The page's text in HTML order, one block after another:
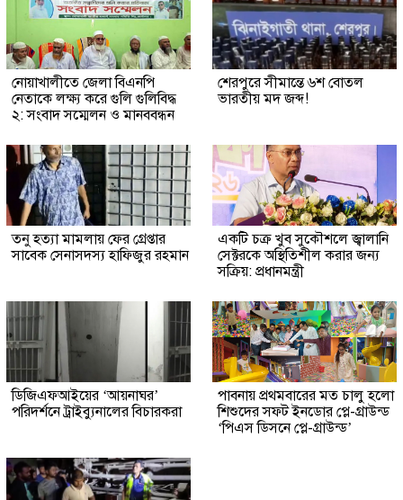
নোয়াখালীতে জেলা বিএনপি
নেতাকে লক্ষ্য করে গুলি গুলিবিদ্ধ
২: সংবাদ সম্মেলন ও মানববন্ধন
শেরপুরে সীমান্তে ৬শ বোতল
ভারতীয় মদ জব্দ!
তনু হত্যা মামলায় ফের গ্রেপ্তার
সাবেক সেনাসদস্য হাফিজুর রহমান
একটি চক্র খুব সুকৌশলে জ্বালানি
সেক্টরকে অস্থিতিশীল করার জন্য
সক্রিয়: প্রধানমন্ত্রী
ডিজিএফআইয়ের ‘আয়নাঘর’
পরিদর্শনে ট্রাইব্যুনালের বিচারকরা
পাবনায় প্রথমবারের মত চালু হলো
শিশুদের সফট ইনডোর প্লে-গ্রাউন্ড
‘পিএস ডিসনে প্লে-গ্রাউন্ড’